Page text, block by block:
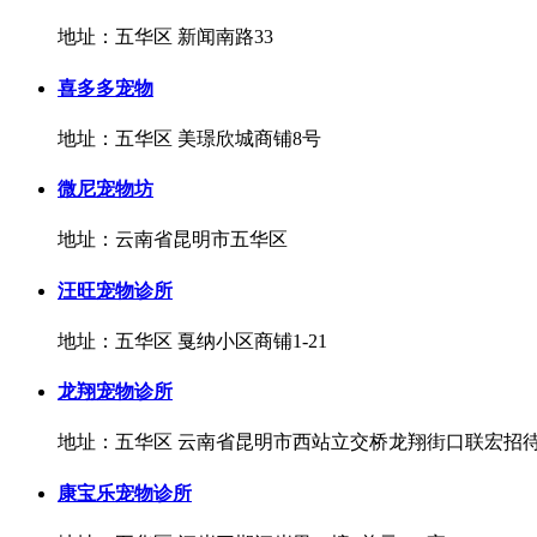
地址：五华区 新闻南路33
喜多多宠物
地址：五华区 美璟欣城商铺8号
微尼宠物坊
地址：云南省昆明市五华区
汪旺宠物诊所
地址：五华区 戛纳小区商铺1-21
龙翔宠物诊所
地址：五华区 云南省昆明市西站立交桥龙翔街口联宏招
康宝乐宠物诊所